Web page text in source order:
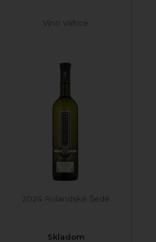
Víno Valtice
2024 Rulandské Šedé
Skladom